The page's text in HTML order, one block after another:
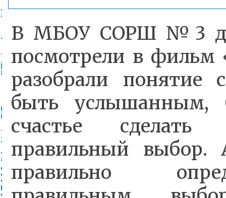
В МБОУ СОРШ №3
посмотрели в фильм
разобрали понятие
быть услышанным,
счастье сделать
правильный
правильно